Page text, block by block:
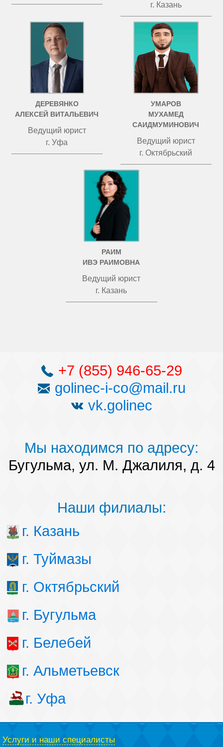
г. Казань
ДЕРЕВЯНКО
АЛЕКСЕЙ ВИТАЛЬЕВИЧ
Ведущий юрист
г. Уфа
УМАРОВ
МУХАМЕД
САИДМУМИНОВИЧ
Ведущий юрист
г. Октябрьский
РАИМ
ИВЭ РАИМОВНА
Ведущий юрист
г. Казань
+7 (855) 946-65-29
golinec-i-co@mail.ru
vk.golinec
Мы находимся по адресу:
Бугульма, ул. М. Джалиля, д. 4
Наши филиалы:
г. Казань
г. Туймазы
г. Октябрьский
г. Бугульма
г. Белебей
г. Альметьевск
г. Уфа
Услуги и наши специалисты